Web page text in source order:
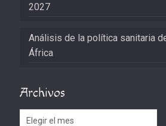
2027
Análisis de la política sanitaria
África
Archivos
Archivos